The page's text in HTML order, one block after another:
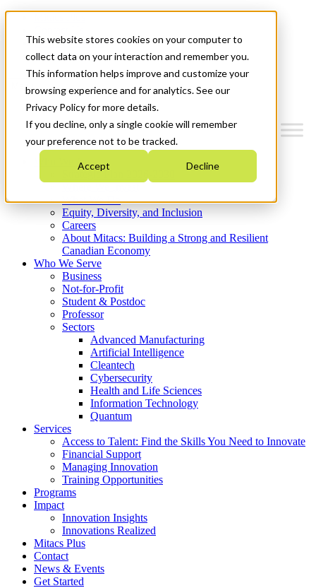
This website stores cookies on your computer to
collect data on your interaction and remember you.
This information helps improve and customize your
browsing experience and for analytics. See our
Privacy Policy for more details.
If you decline, only a single cookie will remember
your preference not to be tracked.
Accept Decline
News & Events
Get Started
Menu
Who We Are
Strategic Plan 2026-2030
What We Do
Equity, Diversity, and Inclusion
Careers
About Mitacs: Building a Strong and Resilient
Canadian Economy
Who We Serve
Business
Not-for-Profit
Student & Postdoc
Professor
Sectors
Advanced Manufacturing
Artificial Intelligence
Cleantech
Cybersecurity
Health and Life Sciences
Information Technology
Quantum
Services
Access to Talent: Find the Skills You Need to Innovate
Financial Support
Managing Innovation
Training Opportunities
Programs
Impact
Innovation Insights
Innovations Realized
Mitacs Plus
Contact
News & Events
Get Started